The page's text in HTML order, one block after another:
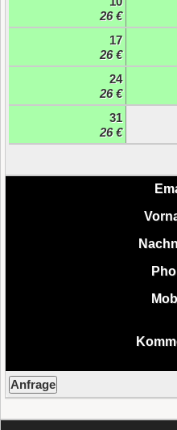
26 €
17
26 €
24
26 €
31
26 €